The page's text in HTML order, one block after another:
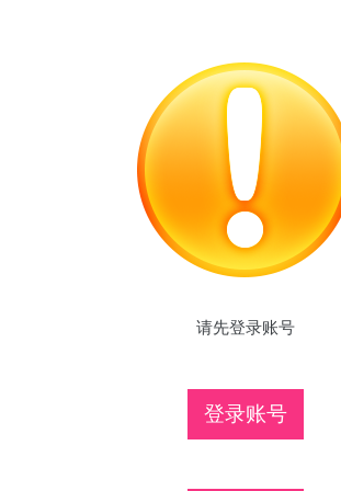
请先登录账号
登录账号